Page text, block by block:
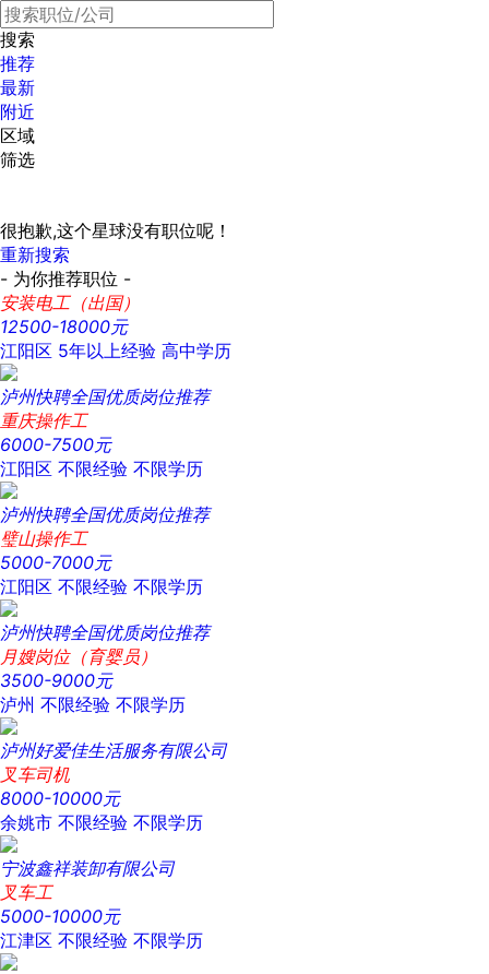
搜索
推荐
最新
附近
区域
筛选
很抱歉,这个星球没有职位呢！
重新搜索
- 为你推荐职位 -
安装电工（出国）
12500-18000元
江阳区 5年以上经验 高中学历
泸州快聘全国优质岗位推荐
重庆操作工
6000-7500元
江阳区 不限经验 不限学历
泸州快聘全国优质岗位推荐
璧山操作工
5000-7000元
江阳区 不限经验 不限学历
泸州快聘全国优质岗位推荐
月嫂岗位（育婴员）
3500-9000元
泸州 不限经验 不限学历
泸州好爱佳生活服务有限公司
叉车司机
8000-10000元
余姚市 不限经验 不限学历
宁波鑫祥装卸有限公司
叉车工
5000-10000元
江津区 不限经验 不限学历